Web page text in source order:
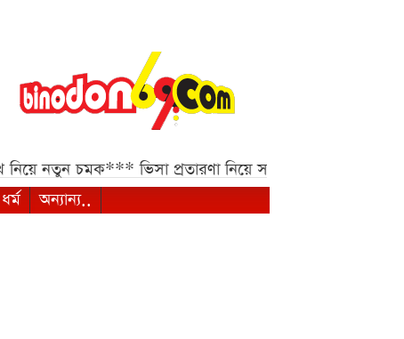
নতুন চমক*** ভিসা প্রতারণা নিয়ে সতর্কবার্তা ভারতীয়
ধর্ম অন্যান্য..